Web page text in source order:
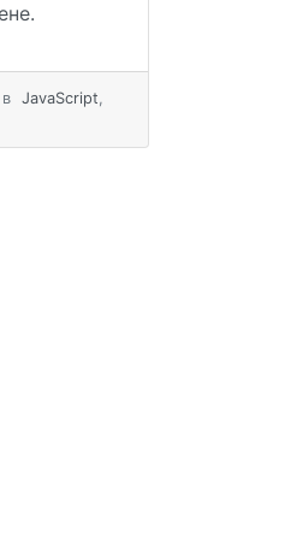
в JavaScript,